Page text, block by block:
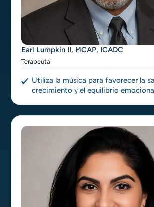
Earl Lumpkin II, MCAP, ICADC
Terapeuta
Utiliza la música para favorecer la
crecimiento y el equilibrio